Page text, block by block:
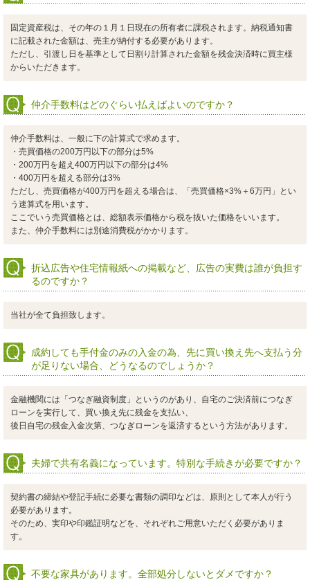
固定資産税は、その年の１月１日現在の所有者に課税されます。納税通知書
に記載された金額は、売主が納付する必要があります。
ただし、引渡し日を基準として日割り計算された金額を残金決済時に買主様
からいただきます。
仲介手数料はどのぐらい払えばよいのですか？
仲介手数料は、一般に下の計算式で求めます。
・売買価格の200万円以下の部分は5%
・200万円を超え400万円以下の部分は4%
・400万円を超える部分は3%
ただし、売買価格が400万円を超える場合は、「売買価格×3%＋6万円」とい
う速算式を用います。
ここでいう売買価格とは、総額表示価格から税を抜いた価格をいいます。
また、仲介手数料には別途消費税がかかります。
折込広告や住宅情報紙への掲載など、広告の実費は誰が負担す
るのですか？
当社が全て負担致します。
成約しても手付金のみの入金の為、先に買い換え先へ支払う分
が足りない場合、どうなるのでしょうか？
金融機関には「つなぎ融資制度」というのがあり、自宅のご決済前につなぎ
ローンを実行して、買い換え先に残金を支払い、
後日自宅の残金入金次第、つなぎローンを返済するという方法があります。
夫婦で共有名義になっています。特別な手続きが必要ですか？
契約書の締結や登記手続に必要な書類の調印などは、原則として本人が行う
必要があります。
そのため、実印や印鑑証明などを、それぞれご用意いただく必要がありま
す。
不要な家具があります。全部処分しないとダメですか？